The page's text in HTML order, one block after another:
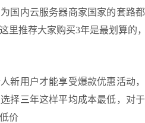
国内云服务器商家国家的套路
里推荐大家购买3年是最划算的
新用户才能享受爆款优惠活动
择三年这样平均成本最低，对
价